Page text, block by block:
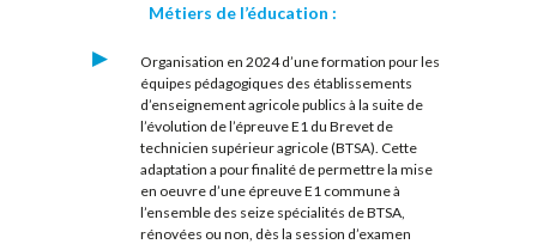
Métiers de l’éducation :
Organisation en 2024 d’une formation pour les
équipes pédagogiques des établissements
d’enseignement agricole publics à la suite de
l’évolution de l’épreuve E1 du Brevet de
technicien supérieur agricole (BTSA). Cette
adaptation a pour finalité de permettre la mise
en oeuvre d’une épreuve E1 commune à
l’ensemble des seize spécialités de BTSA,
rénovées ou non, dès la session d’examen